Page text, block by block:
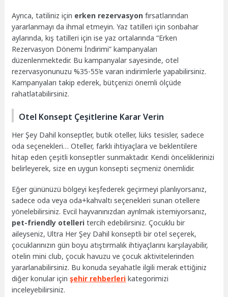
Ayrıca, tatiliniz için erken rezervasyon fırsatlarından
yararlanmayı da ihmal etmeyin. Yaz tatilleri için sonbahar
aylarında, kış tatilleri için ise yaz ortalarında “Erken
Rezervasyon Dönemi İndirimi” kampanyaları
düzenlenmektedir. Bu kampanyalar sayesinde, otel
rezervasyonunuzu %35-55’e varan indirimlerle yapabilirsiniz.
Kampanyaları takip ederek, bütçenizi önemli ölçüde
rahatlatabilirsiniz.
Otel Konsept Çeşitlerine Karar Verin
Her Şey Dahil konseptler, butik oteller, lüks tesisler, sadece
oda seçenekleri… Oteller, farklı ihtiyaçlara ve beklentilere
hitap eden çeşitli konseptler sunmaktadır. Kendi önceliklerinizi
belirleyerek, size en uygun konsepti seçmeniz önemlidir.
Eğer gününüzü bölgeyi keşfederek geçirmeyi planlıyorsanız,
sadece oda veya oda+kahvaltı seçenekleri sunan otellere
yönelebilirsiniz. Evcil hayvanınızdan ayrılmak istemiyorsanız,
pet-friendly otelleri tercih edebilirsiniz. Çocuklu bir
aileyseniz, Ultra Her Şey Dahil konseptli bir otel seçerek,
çocuklarınızın gün boyu atıştırmalık ihtiyaçlarını karşılayabilir,
otelin mini club, çocuk havuzu ve çocuk aktivitelerinden
yararlanabilirsiniz. Bu konuda seyahatle ilgili merak ettiğiniz
diğer konular içinşehir rehberleri kategorimizi
inceleyebilirsiniz.